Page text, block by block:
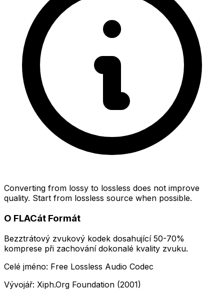
Converting from lossy to lossless does not improve
quality. Start from lossless source when possible.
O FLACát Formát
Bezztrátový zvukový kodek dosahující 50-70%
komprese při zachování dokonalé kvality zvuku.
Celé jméno: Free Lossless Audio Codec
Vývojář: Xiph.Org Foundation (2001)